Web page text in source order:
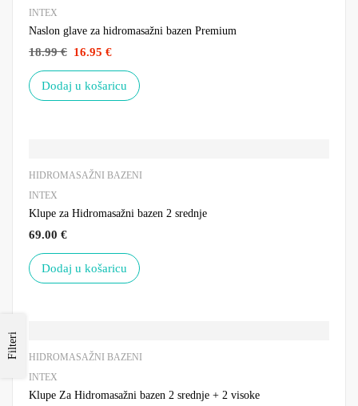
Filteri
INTEX
Naslon glave za hidromasažni bazen Premium
18.99€ 16.95 €
Dodaj u košaricu
HIDROMASAŽNI BAZENI
INTEX
Klupe za Hidromasažni bazen 2 srednje
69.00 €
Dodaj u košaricu
HIDROMASAŽNI BAZENI
INTEX
Klupe Za Hidromasažni bazen 2 srednje + 2 visoke